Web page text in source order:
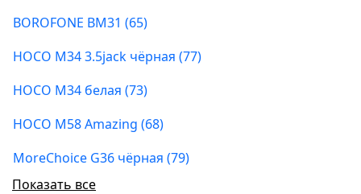
BOROFONE BM31 (65)
HOCO M34 3.5jack чёрная (77)
HOCO M34 белая (73)
HOCO M58 Amazing (68)
MoreChoice G36 чёрная (79)
Показать все